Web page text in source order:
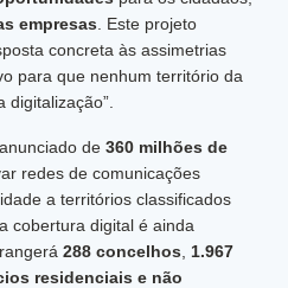
empresas . Este projeto
concreta às assimetrias
para que nenhum território da
de 360 milhões de
redes de comunicações
a territórios classificados
cobertura digital é ainda
288 concelhos 1.967
residenciais e não